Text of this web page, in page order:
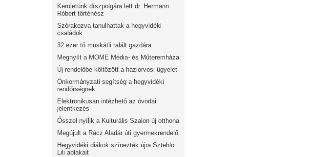
Kerületünk díszpolgára lett dr. Hermann
Róbert történész
Szórakozva tanulhattak a hegyvidéki
családok
32 ezer tő muskátli talált gazdára
Megnyílt a MOME Média- és Műteremháza
Új rendelőbe költözött a háziorvosi ügyelet
Önkormányzati segítség a hegyvidéki
rendőrségnek
Elektronikusan intézhető az óvodai
jelentkezés
Ősszel nyílik a Kulturális Szalon új otthona
Megújult a Rácz Aladár úti gyermekrendelő
Hegyvidéki diákok színezték újra Sztehlo
Lili ablakait